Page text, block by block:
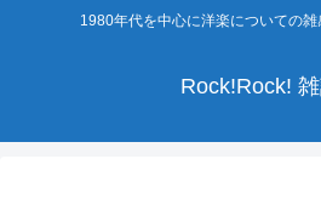
1980年代を中心に洋楽についての雑
Rock!Rock!